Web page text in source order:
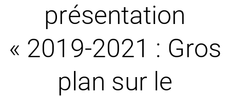
présentation
« 2019-2021 : Gros
plan sur le